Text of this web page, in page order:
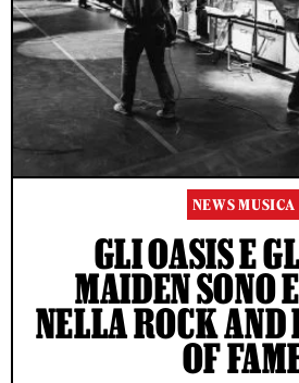
NEWS MUSICA
GLI OASIS E
MAIDEN SONO
NELLA ROCK
OF